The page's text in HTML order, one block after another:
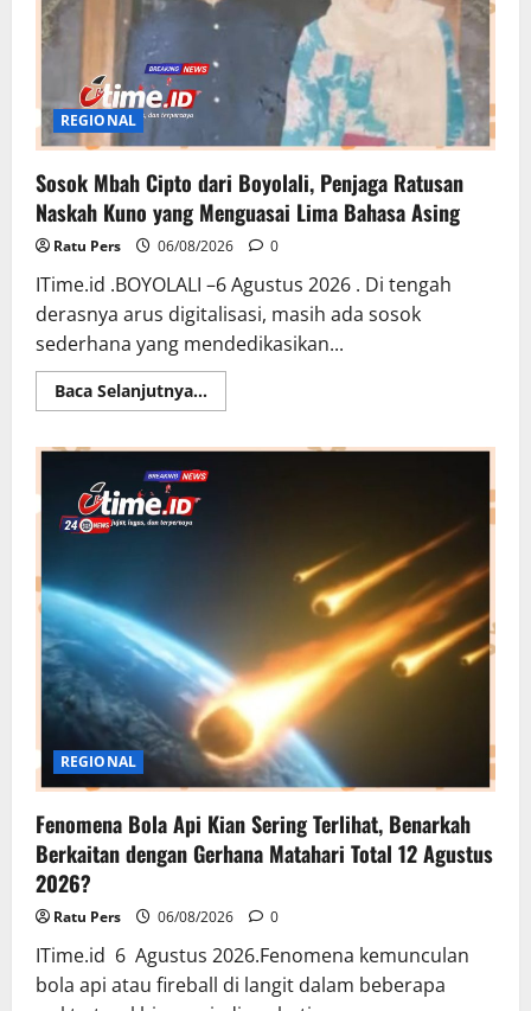
REGIONAL
Sosok Mbah Cipto dari Boyolali, Penjaga Ratusan
Naskah Kuno yang Menguasai Lima Bahasa Asing
Ratu Pers 06/08/2026 0
ITime.id .BOYOLALI –6 Agustus 2026 . Di tengah
derasnya arus digitalisasi, masih ada sosok
sederhana yang mendedikasikan...
Baca Selanjutnya...
more
Mbah
Cipto
dari
Asing
REGIONAL
Fenomena Bola Api Kian Sering Terlihat, Benarkah
Berkaitan dengan Gerhana Matahari Total 12 Agustus
2026?
Ratu Pers 06/08/2026 0
ITime.id 6 Agustus 2026.Fenomena kemunculan
bola api atau fireball di langit dalam beberapa